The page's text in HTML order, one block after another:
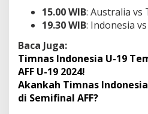
15.00 WIB: Australia vs
19.30 WIB: Indonesia
Baca Juga:
Timnas Indonesia U-19
AFF U-19 2024!
Akankah Timnas
di Semifinal AFF?